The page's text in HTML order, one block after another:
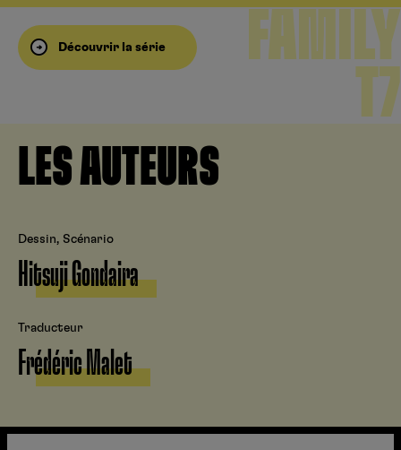
Découvrir la série
FAMILY
T7
LES AUTEURS
Dessin, Scénario
Hitsuji Gondaira
Traducteur
Frédéric Malet